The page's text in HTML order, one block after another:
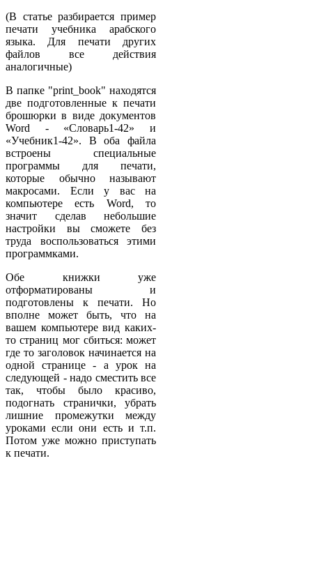
(В статье разбирается пример
печати учебника арабского
языка. Для печати других
файлов все действия
аналогичные)
В папке "print_book" находятся
две подготовленные к печати
брошюрки в виде документов
Word - «Словарь1-42» и
«Учебник1-42». В оба файла
встроены специальные
программы для печати,
которые обычно называют
макросами. Если у вас на
компьютере есть Word, то
значит сделав небольшие
настройки вы сможете без
труда воспользоваться этими
программками.
Обе книжки уже
отформатированы и
подготовлены к печати. Но
вполне может быть, что на
вашем компьютере вид каких-
то страниц мог сбиться: может
где то заголовок начинается на
одной странице - а урок на
следующей - надо сместить все
так, чтобы было красиво,
подогнать странички, убрать
лишние промежутки между
уроками если они есть и т.п.
Потом уже можно приступать
к печати.